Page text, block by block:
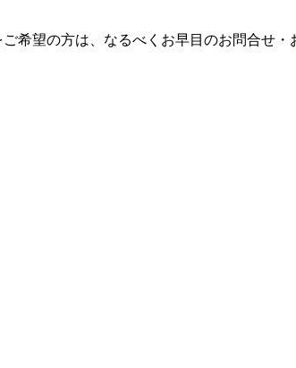
希望の方は、なるべくお早目のお問合せ・